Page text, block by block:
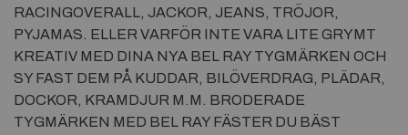
RACINGOVERALL, JACKOR, JEANS, TRÖJOR,
PYJAMAS. ELLER VARFÖR INTE VARA LITE GRYMT
KREATIV MED DINA NYA BEL RAY TYGMÄRKEN OCH
SY FAST DEM PÅ KUDDAR, BILÖVERDRAG, PLÄDAR,
DOCKOR, KRAMDJUR M.M. BRODERADE
TYGMÄRKEN MED BEL RAY FÄSTER DU BÄST